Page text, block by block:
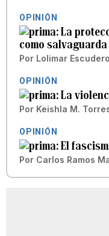
OPINIÓN
La
como
Por Lolimar Escudero
OPINIÓN
La
Por Keishla M.
OPINIÓN
El
Por Carlos Ramos